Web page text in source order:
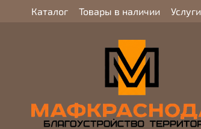
Каталог Товары в наличии Услуги